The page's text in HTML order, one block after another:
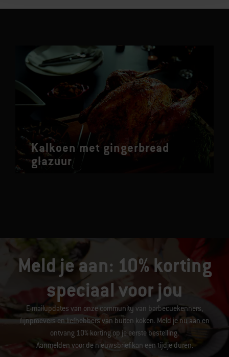
Kalkoen met gingerbread
glazuur
Meld je aan: 10% korting
speciaal voor jou
E-mailupdates van onze community van barbecuekenners,
fijnproevers en liefhebbers van buiten koken. Meld je nu aan en
ontvang 10% korting op je eerste bestelling.
Aanmelden voor de nieuwsbrief kan een tijdje duren.